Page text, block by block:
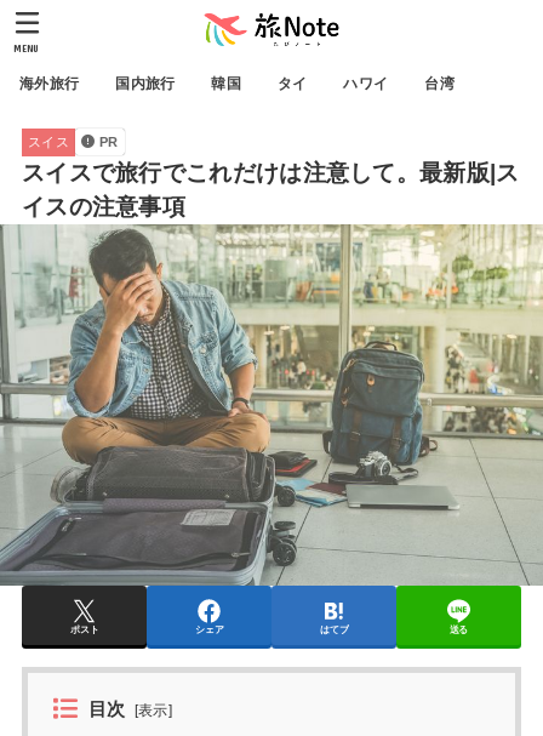
海外旅行 国内旅行 韓国 タイ ハワイ 台湾
MENU
スイス PR
スイスで旅行でこれだけは注意して。最新版|ス
イスの注意事項
ポスト シェア はてブ 送る
目次 [表示]